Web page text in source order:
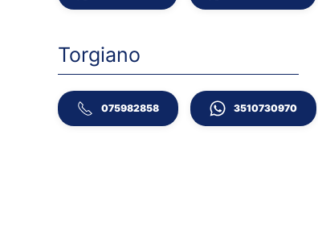
Torgiano
075982858 3510730970